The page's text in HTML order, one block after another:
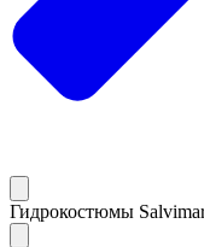
Гидрокостюмы